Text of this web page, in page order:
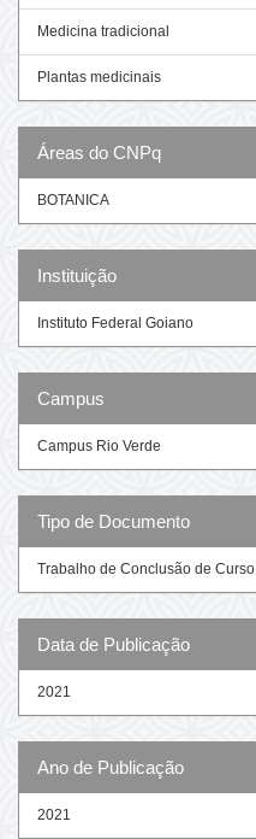
Medicina tradicional
Plantas medicinais
Áreas do CNPq
BOTANICA
Instituição
Instituto Federal Goiano
Campus
Campus Rio Verde
Tipo de Documento
Trabalho de Conclusão de Curso
Data de Publicação
2021
Ano de Publicação
2021